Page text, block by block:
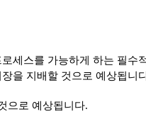
세스를 가능하게 하는 필수
을 지배할 것으로 예상됩니
으로 예상됩니다.